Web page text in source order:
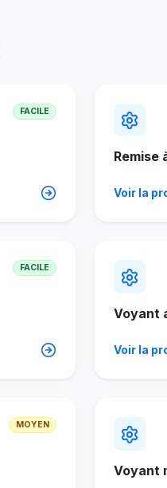
FACILE
Remise
Voir la
FACILE
Voyant
Voir la
MOYEN
Voyant